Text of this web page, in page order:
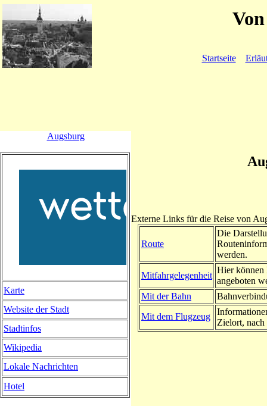
Startseite
Externe Links für die Reise von
Route
Die
werden.
Mitfahrgelegenheit
Hier können
angeboten
Mit der Bahn
Mit dem Flugzeug
Zielort, nach
Augsburg
Karte
Website der Stadt
Stadtinfos
Wikipedia
Lokale Nachrichten
Hotel